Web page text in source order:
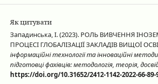
Як цитувати
Западинська, І. (2023). РОЛЬ ВИВЧЕННЯ
ПРОЦЕСІ ГЛОБАЛІЗАЦІЇ ЗАКЛАДІВ ВИЩОЇ
інформаційні технології та інноваційні
підготовці фахівців: методологія, теорія,
https://doi.org/10.31652/2412-1142-2022-66-89-